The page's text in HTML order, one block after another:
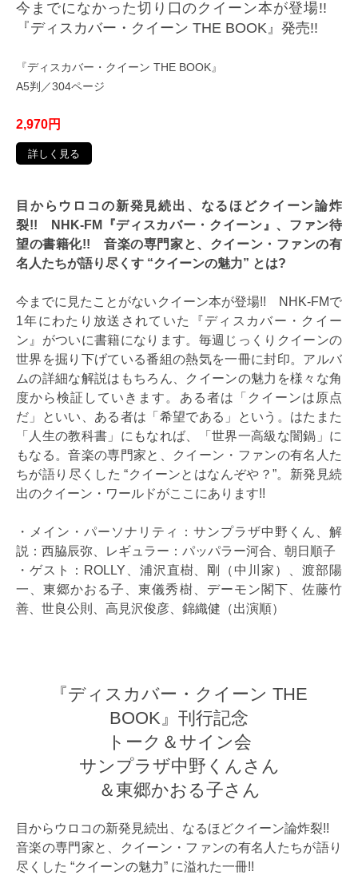
今までになかった切り口のクイーン本が登場!!
『ディスカバー・クイーン THE BOOK』発売!!
『ディスカバー・クイーン THE BOOK』
A5判／304ページ
2,970円
詳しく見る
目からウロコの新発見続出、なるほどクイーン論炸
裂!! NHK-FM『ディスカバー・クイーン』、ファン待
望の書籍化!! 音楽の専門家と、クイーン・ファンの有
名人たちが語り尽くす “クイーンの魅力” とは?
今までに見たことがないクイーン本が登場!!
NHK-FMで
1年にわたり放送されていた『ディスカバー・クイー
ン』がついに書籍になります。毎週じっくりクイーンの
世界を掘り下げている番組の熱気を一冊に封印。アルバ
ムの詳細な解説はもちろん、クイーンの魅力を様々な角
度から検証していきます。ある者は「クイーンは原点
だ」といい、ある者は「希望である」という。はたまた
「人生の教科書」にもなれば、「世界一高級な闇鍋」に
もなる。音楽の専門家と、クイーン・ファンの有名人た
ちが語り尽くした “クイーンとはなんぞや？”。新発見続
出のクイーン・ワールドがここにあります!!
・メイン・パーソナリティ：サンプラザ中野くん、解
説：西脇辰弥、レギュラー：パッパラー河合、朝日順子
・ゲスト：ROLLY、浦沢直樹、剛（中川家）、渡部陽
一、東郷かおる子、東儀秀樹、デーモン閣下、佐藤竹
善、世良公則、高見沢俊彦、錦織健（出演順）
『ディスカバー・クイーン THE
BOOK』刊行記念
トーク＆サイン会
サンプラザ中野くんさん
＆東郷かおる子さん
目からウロコの新発見続出、なるほどクイーン論炸裂!!
音楽の専門家と、クイーン・ファンの有名人たちが語り
尽くした “クイーンの魅力” に溢れた一冊!!